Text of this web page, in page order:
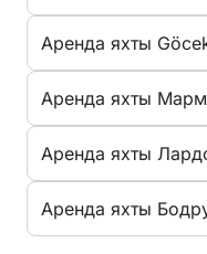
Aренда яхты
Aренда яхты
Aренда яхты
Aренда яхты